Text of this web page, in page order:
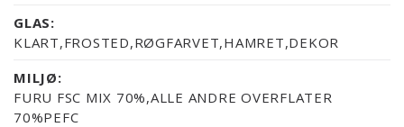
GLAS:
KLART,FROSTED,RØGFARVET,HAMRET,DEKOR
MILJØ:
FURU FSC MIX 70%,ALLE ANDRE OVERFLATER
70%PEFC